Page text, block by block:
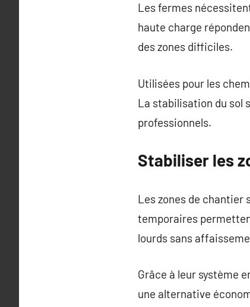
Les fermes
haute charge
des zones difficiles.
Utilisées pour les
La stabilisation du sol
professionnels.
Stabiliser les
Les zones de chantier
temporaires
lourds sans
Grâce à leur système
une alternative